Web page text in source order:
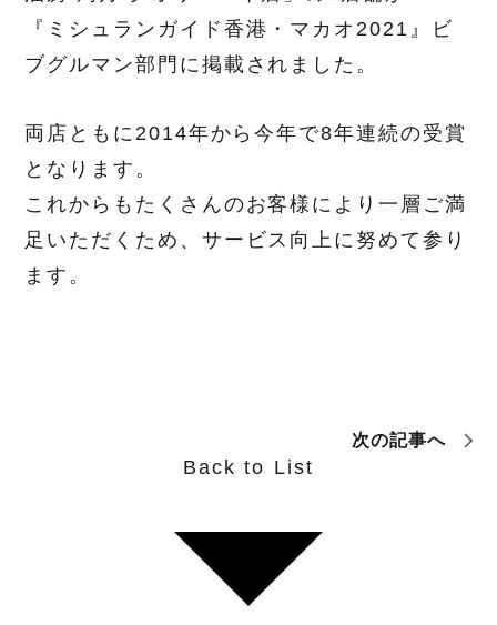
『ミシュランガイド香港・マカオ2021』ビ
ブグルマン部門に掲載されました。
両店ともに2014年から今年で8年連続の受賞
となります。
これからもたくさんのお客様により一層ご満
足いただくため、サービス向上に努めて参り
ます。
次の記事へ
Back to List